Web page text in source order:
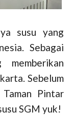
susu yang
Sebagai
Sebelum
Pintar
SGM yuk!